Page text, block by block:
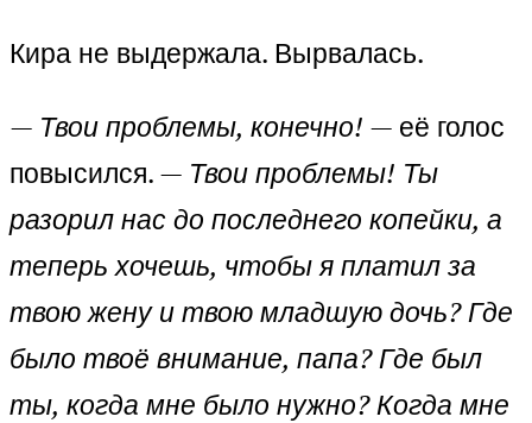
Кира не выдержала. Вырвалась.
— Твои проблемы, конечно! — её голос
повысился. — Твои проблемы! Ты
разорил нас до последнего копейки, а
теперь хочешь, чтобы я платил за
твою жену и твою младшую дочь? Где
было твоё внимание, папа? Где был
ты, когда мне было нужно? Когда мне